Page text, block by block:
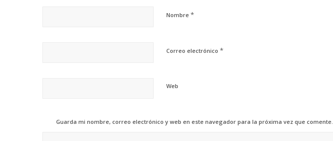
Nombre *
Correo electrónico *
Web
Guarda mi nombre, correo electrónico y web en este navegador para la próxima vez que comente.